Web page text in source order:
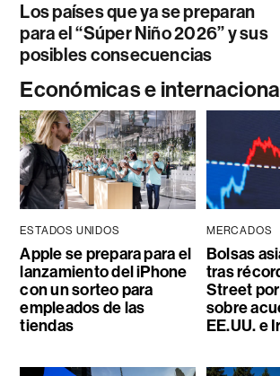
Los países que ya se preparan
para el “Súper Niño 2026” y sus
posibles consecuencias
Económicas e
ESTADOS UNIDOS
Apple se prepara para el
lanzamiento del iPhone
con un sorteo para
empleados de las
tiendas
MERCADOS
Bolsas
tras
Street
sobre
EE.UU. e